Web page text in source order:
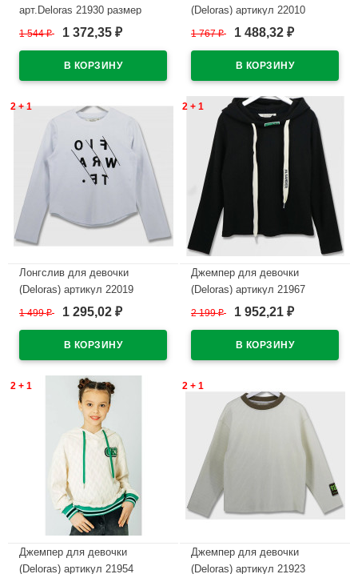
арт.Deloras 21930 размер
34/134-44/164 цвет белый
1 544₽ 1 372,35 ₽
(Deloras) артикул 22010
р.34/134-44/164 цвет черный
1 767₽ 1 488,32 ₽
2 + 1
Лонгслив для девочки
(Deloras) артикул 22019
р.34/134-44/164 цвет белый
1 499₽ 1 295,02 ₽
2 + 1
Джемпер для девочки
(Deloras) артикул 21967
р.34/134-44/164 цвет черный
2 199₽ 1 952,21 ₽
2 + 1
Джемпер для девочки
(Deloras) артикул 21954
2 + 1
Джемпер для девочки
(Deloras) артикул 21923